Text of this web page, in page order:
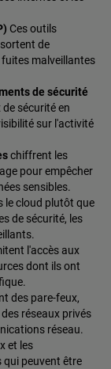
Ces outils
de
malveillantes
de sécurité
sécurité en
sur l'activité
chiffrent les
pour empêcher
sensibles.
le cloud plutôt que
de sécurité, les
l'accès aux
dont ils ont
des pare-feux,
réseaux privés
réseau.
et les
qui peuvent être